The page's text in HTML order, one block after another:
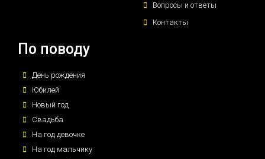
Вопросы и ответы
Контакты
По поводу
День рождения
Юбилей
Новый год
Свадьба
На год девочке
На год мальчику